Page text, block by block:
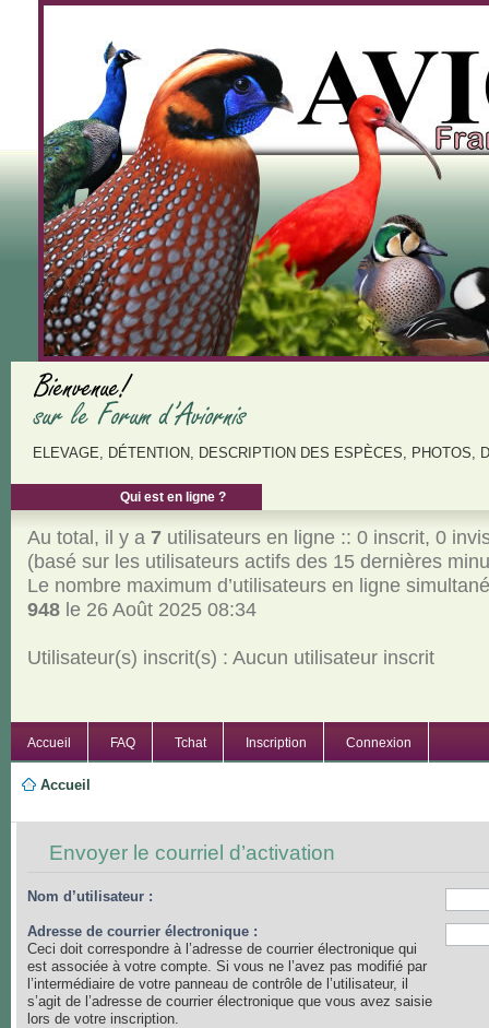
ELEVAGE, DÉTENTION, DESCRIPTION DES ESPÈCES, PHOTOS,
Qui est en ligne ?
Au total, il y a 7utilisateurs en ligne :: 0 inscrit, 0
(basé sur les utilisateurs actifs des 15 dernières
Le nombre maximum d’utilisateurs en ligne
948le 26 Août 2025 08:34
Utilisateur(s) inscrit(s) : Aucun utilisateur inscrit
Accueil FAQ Tchat Inscription Connexion
Accueil
Envoyer le courriel d’activation
Nom d’utilisateur :
Adresse de courrier électronique :
Ceci doit correspondre à l’adresse de courrier électronique qui
est associée à votre compte. Si vous ne l’avez pas modifié par
l’intermédiaire de votre panneau de contrôle de l’utilisateur, il
s’agit de l’adresse de courrier électronique que vous avez saisie
lors de votre inscription.